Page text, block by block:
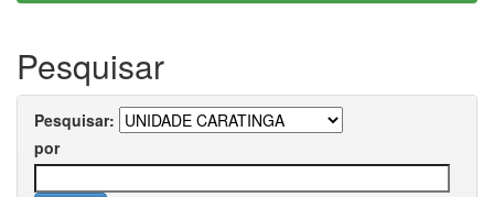
Pesquisar
Pesquisar:
por